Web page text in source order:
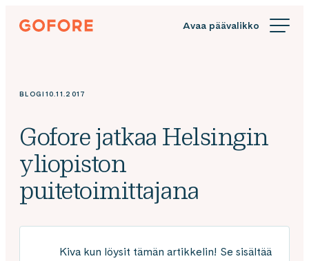
Siirry
suoraan
Gofore
knowledge
BLOGI 10.11.2017
Gofore jatkaa Helsingin
yliopiston
puitetoimittajana
Kiva kun löysit tämän artikkelin! Se sisältää